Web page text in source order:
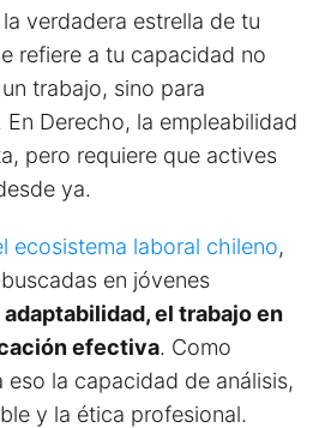
verdadera estrella de tu
refiere a tu capacidad no
trabajo, sino para
Derecho, la empleabilidad
pero requiere que actives
ya.
ecosistema laboral chileno,
en jóvenes
adaptabilidad, el trabajo en
efectiva. Como
eso la capacidad de análisis,
y la ética profesional.